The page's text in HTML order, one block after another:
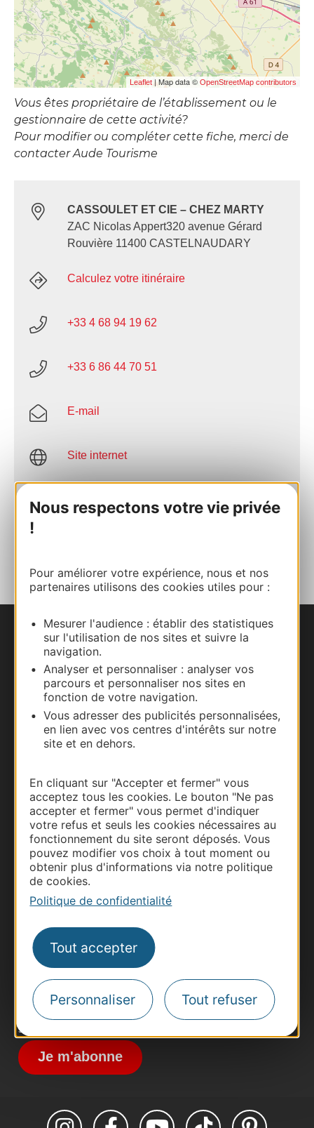
Nous respectons votre vie privée
!
Pour améliorer votre expérience, nous et nos
partenaires utilisons des cookies utiles pour :
Mesurer l'audience : établir des statistiques
sur l'utilisation de nos sites et suivre la
navigation.
Analyser et personnaliser : analyser vos
parcours et personnaliser nos sites en
fonction de votre navigation.
Vous adresser des publicités personnalisées,
en lien avec vos centres d'intérêts sur notre
site et en dehors.
En cliquant sur "Accepter et fermer" vous
acceptez tous les cookies. Le bouton "Ne pas
accepter et fermer" vous permet d'indiquer
votre refus et seuls les cookies nécessaires au
fonctionnement du site seront déposés. Vous
pouvez modifier vos choix à tout moment ou
obtenir plus d'informations via notre politique
de cookies.
Politique de confidentialité
Tout accepter
Personnaliser Tout refuser
Leaflet | Map data © OpenStreetMap contributors
Vous êtes propriétaire de l’établissement ou le
gestionnaire de cette activité?
Pour modifier ou compléter cette fiche, merci de
contacter Aude Tourisme
CASSOULET ET CIE – CHEZ MARTY
ZAC Nicolas Appert320 avenue Gérard
Rouvière 11400 CASTELNAUDARY
Calculez votre itinéraire
+33 4 68 94 19 62
+33 6 86 44 70 51
E-mail
Site internet
Nous contacter
Carte interactive
Documentation
Thermalisme
Business/Mice
Site presse et d'influence
Voyagistes
Destination Sport
Inscrivez-vous à la lettre d'information
Destination Occitanie pour recevoir des
suggestions de séjours, de visites et de sorties.
Je m'abonne